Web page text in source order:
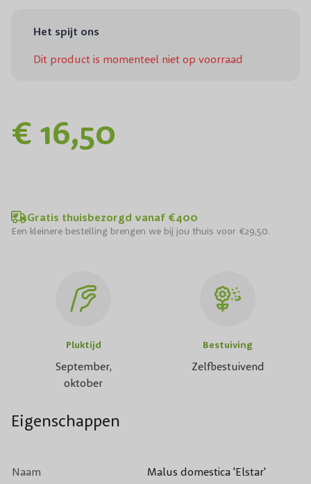
Het spijt ons
Dit product is momenteel niet op voorraad
€ 16,50
Gratis thuisbezorgd vanaf €400
Een kleinere bestelling brengen we bij jou thuis voor €29,50.
Pluktijd
September,
oktober
Bestuiving
Zelfbestuivend
Eigenschappen
Naam Malus domestica 'Elstar'